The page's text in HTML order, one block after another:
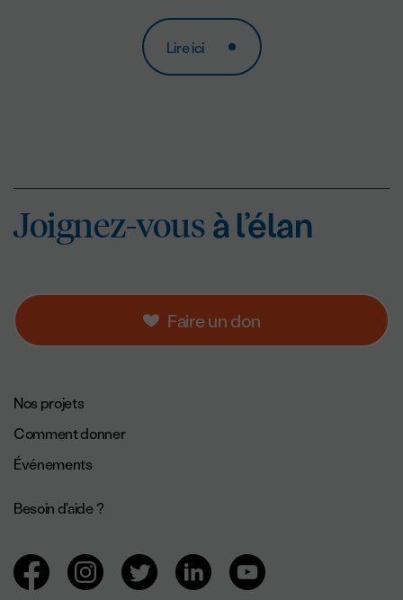
Faire un don
Lire ici
Joignez-vousà
Joignez-vousà l’élan
Navigation de pied de page.
Nos projets
Comment donner
Événements
Besoin d'aide ?
Navigation des réseaux sociaux.